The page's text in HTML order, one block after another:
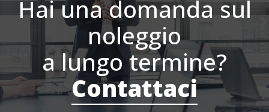
Hai una domanda sul
noleggio
a lungo termine?
Contattaci